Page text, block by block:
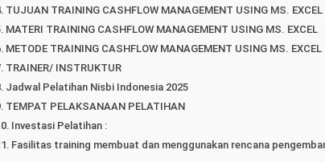
TUJUAN TRAINING CASHFLOW MANAGEMENT USING MS. EXCEL
MATERI TRAINING CASHFLOW MANAGEMENT USING MS. EXCEL
METODE TRAINING CASHFLOW MANAGEMENT USING MS. EXCEL
TRAINER/ INSTRUKTUR
Jadwal Pelatihan Nisbi Indonesia 2025
TEMPAT PELAKSANAAN PELATIHAN
Investasi Pelatihan :
Fasilitas training membuat dan menggunakan rencana